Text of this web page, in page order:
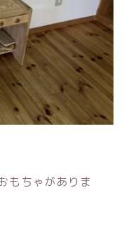
もちゃがありま